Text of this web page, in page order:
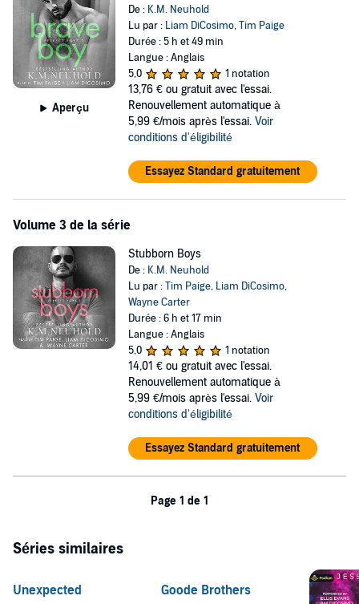
Aperçu
De : K.M. Neuhold
Lu par : Liam DiCosimo,Tim Paige
Durée : 5 h et 49 min
Langue : Anglais
5,0
1 notation
13,76 € ou gratuit avec l'essai.
Renouvellement automatique à
5,99 €/mois après l'essai. Voir
conditions d'éligibilité
Essayez Standard gratuitement
Volume 3 de la série
Stubborn Boys
De : K.M. Neuhold
Lu par :Tim Paige, Liam DiCosimo,
Wayne Carter
Durée : 6 h et 17 min
Langue : Anglais
5,0
1 notation
14,01 € ou gratuit avec l'essai.
Renouvellement automatique à
5,99 €/mois après l'essai. Voir
conditions d'éligibilité
Essayez Standard gratuitement
Page 1 de 1
Séries similaires
Unexpected
Goode Brothers